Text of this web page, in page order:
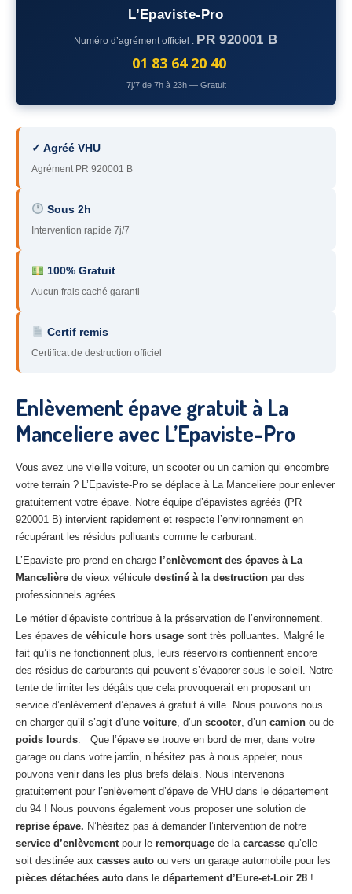
– Seine-et-Marne
– Yvelines
92– Hauts-de-Seine
93 – Seine-Saint-Denis
94– Val-de-Marne
95 – Val d’Oise
– Essonne
89 – Yonne
51 – Marne
– Eure-et-Loir
27– Eure
– Aube
02– Aisne
Tousles secteurs
CENTREVHU AGRÉE
Centreagréé VHU Paris 75 : casse auto avec destruction
Centreagréé VHU 77 : casse auto avec destruction
Centreagréé VHU 78 : casse auto avec destruction
Centreagréé VHU 91 : casse auto avec destruction
Centreagréé VHU 92 : casse auto avec destruction
Centreagréé VHU 93 : casse auto avec destruction
Centre agréé VHU 94 : casse auto avec destruction
Centreagréé VHU 95 : casse auto avec destruction
DOCUMENTSÀ JOINDRE
RACHATVÉHICULES
L’Epaviste-Pro
Numéro d’agrément officiel : PR 920001 B
01 83 64 20 40
7j/7 de 7h à 23h — Gratuit
✓ Agréé VHU
Agrément PR 920001 B
Sous 2h
Intervention rapide 7j/7
100% Gratuit
Aucun frais caché garanti
Certif remis
Certificat de destruction officiel
Enlèvement épave gratuit à La
Manceliere avec L’Epaviste-Pro
Vous avez une vieille voiture, un scooter ou un camion qui encombre
votre terrain ? L’Epaviste-Pro se déplace à La Manceliere pour enlever
gratuitement votre épave. Notre équipe d’épavistes agréés (PR
920001 B) intervient rapidement et respecte l’environnement en
récupérant les résidus polluants comme le carburant.
L’Epaviste-pro prend en charge l’enlèvement des épaves à La
Mancelière de vieux véhicule destiné à la destruction par des
professionnels agrées.
Le métier d’épaviste contribue à la préservation de l’environnement.
Les épaves de véhicule hors usage sont très polluantes. Malgré le
fait qu’ils ne fonctionnent plus, leurs réservoirs contiennent encore
des résidus de carburants qui peuvent s’évaporer sous le soleil. Notre
tente de limiter les dégâts que cela provoquerait en proposant un
service d’enlèvement d’épaves à gratuit à ville. Nous pouvons nous
en charger qu’il s’agit d’une voiture, d’un scooter, d’un camion ou de
poids lourds. Que l’épave se trouve en bord de mer, dans votre
garage ou dans votre jardin, n’hésitez pas à nous appeler, nous
pouvons venir dans les plus brefs délais. Nous intervenons
gratuitement pour l’enlèvement d’épave de VHU dans le département
du 94 ! Nous pouvons également vous proposer une solution de
reprise épave. N’hésitez pas à demander l’intervention de notre
service d’enlèvementpour le remorquage de la carcasse qu’elle
soit destinée aux casses auto ou vers un garage automobile pour les
pièces détachées auto dans le département d’Eure-et-Loir 28 !.